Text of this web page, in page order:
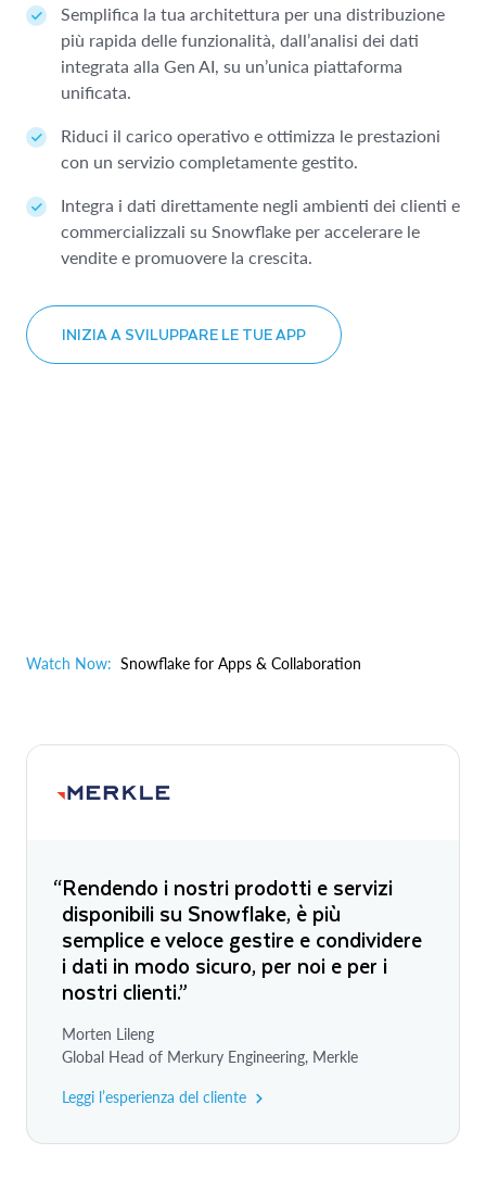
Semplifica la tua architettura per una distribuzione
più rapida delle funzionalità, dall’analisi dei dati
integrata alla Gen AI, su un’unica piattaforma
unificata.
Riduci il carico operativo e ottimizza le prestazioni
con un servizio completamente gestito.
Integra i dati direttamente negli ambienti dei clienti e
commercializzali su Snowflake per accelerare le
vendite e promuovere la crescita.
INIZIA A SVILUPPARE LE TUE APP
Watch Now: Snowflake for Apps & Collaboration
Scopri e accedi facilmente a diversi data product
perché i tuoi team possano contare su dati sempre
affidabili.
controllo degli accessi e supporto nativo per la
condivisione di dati sensibili.
Riduci i costi di condivisione e migliora l’efficienza
delle operazioni.
SCOPRI DI PIÙ SUL DATA SHARING
Connetti istantaneamente più di 750 fonti di dati e
provider SaaS in pochi minuti.
Estendi le funzionalità di Snowflake con app
Ottimizza la tua spesa Snowflake utilizzando il
budget approvato per l’acquisto di dati e app di
terze parti.
“Rendendo i nostri prodotti e servizi
disponibili su Snowflake, è più
semplice e veloce gestire e condividere
i dati in modo sicuro, per noi e per i
nostri clienti.”
Morten Lileng
Global Head of Merkury Engineering, Merkle
Leggi l’esperienza del cliente